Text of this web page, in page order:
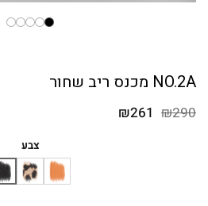
NO.2A מכנס ריב שחור
₪290 המחיר
₪261
צבע